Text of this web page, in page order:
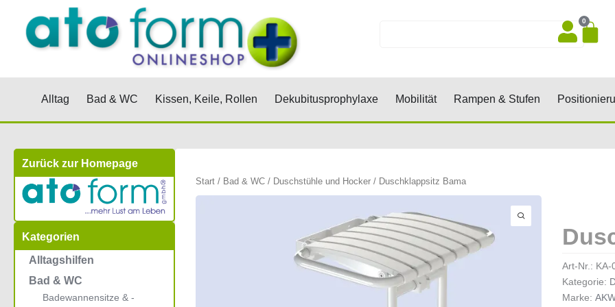
springen
0
Alltag Öffne Alltag
Bad & WC Öffne Bad & WC
Kissen, Keile, Rollen Öffne Kissen, Keile, Rollen
Dekubitusprophylaxe Öffne Dekubitusprophylaxe
Mobilität Öffne Mobilität
Rampen & Stufen Öffne
Zurück zur Homepage
Kategorien
Alltagshilfen
Bad & WC
Badewannensitze & -
Start/ Bad & WC/ Duschstühle und Hocker/ Duschklappsitz Bama
Art-Nr.: KA-
Kategorie:
Marke: